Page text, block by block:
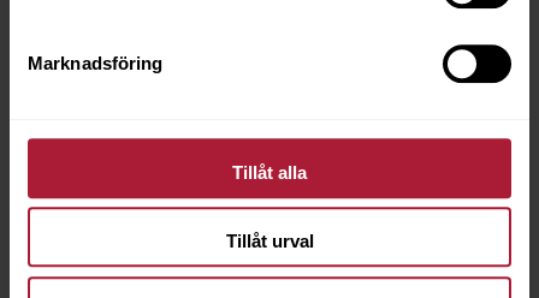
Marknadsföring
Tillåt alla
Tillåt urval